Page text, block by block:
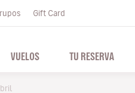
Gift Card
VUELOS TU RESERVA